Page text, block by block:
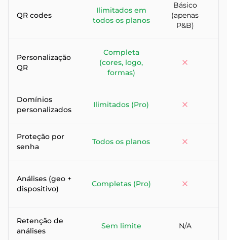
QR codes
Ilimitados em
todos os planos
Básico
(apenas
P&B)
Personalização
QR
Completa
(cores, logo,
formas)
Domínios
personalizados
Ilimitados (Pro)
Proteção por
senha
Todos os planos
Análises (geo +
dispositivo)
Completas (Pro)
Retenção de
análises
Sem limite N/A